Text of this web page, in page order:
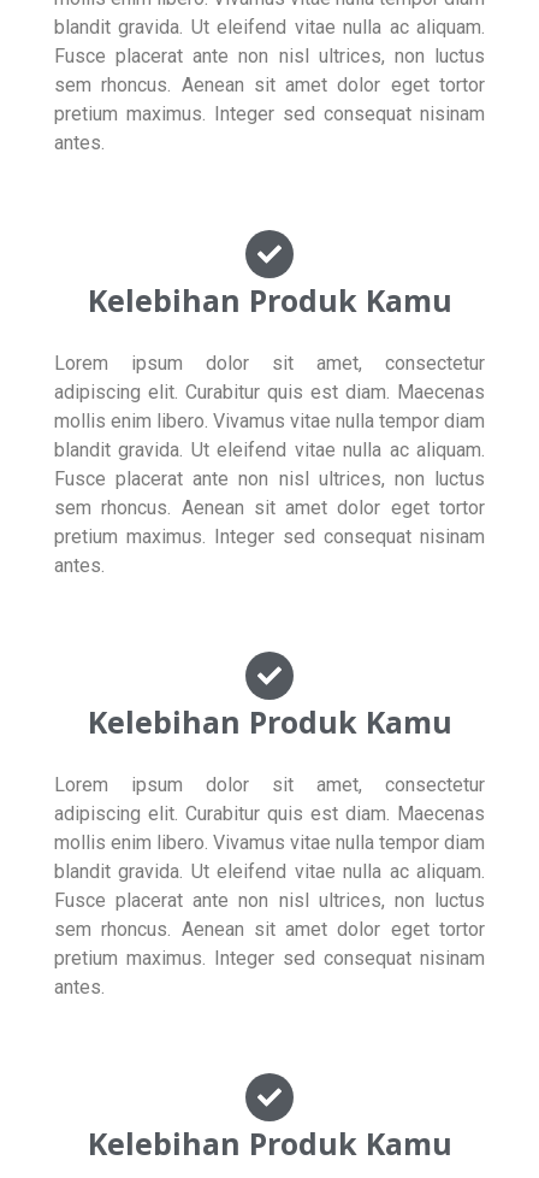
blandit gravida. Ut eleifend vitae nulla ac aliquam.
Fusce placerat ante non nisl ultrices, non luctus
sem rhoncus. Aenean sit amet dolor eget tortor
pretium maximus. Integer sed consequat nisinam
antes.
Kelebihan Produk Kamu
Lorem ipsum dolor sit amet, consectetur
adipiscing elit. Curabitur quis est diam. Maecenas
mollis enim libero. Vivamus vitae nulla tempor diam
blandit gravida. Ut eleifend vitae nulla ac aliquam.
Fusce placerat ante non nisl ultrices, non luctus
sem rhoncus. Aenean sit amet dolor eget tortor
pretium maximus. Integer sed consequat nisinam
antes.
Kelebihan Produk Kamu
Lorem ipsum dolor sit amet, consectetur
adipiscing elit. Curabitur quis est diam. Maecenas
mollis enim libero. Vivamus vitae nulla tempor diam
blandit gravida. Ut eleifend vitae nulla ac aliquam.
Fusce placerat ante non nisl ultrices, non luctus
sem rhoncus. Aenean sit amet dolor eget tortor
pretium maximus. Integer sed consequat nisinam
antes.
Kelebihan Produk Kamu